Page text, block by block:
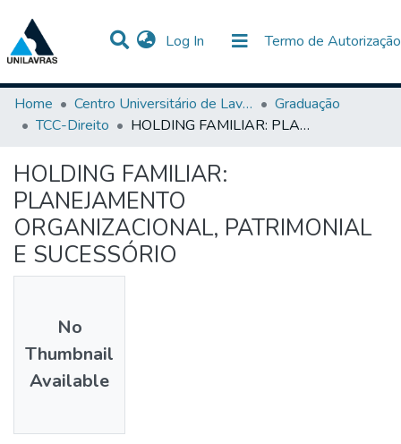
Log In (current) Termo de Autorização
Communities & Collections
Statistics
All of DSpace
Home
Centro Universitário de Lavras-UNILAVRAS
Graduação
TCC-Direito
HOLDING FAMILIAR: PLANEJAMENTO ORGANIZACIONAL, PATRIMONIAL E SUCESSÓRIO
HOLDING FAMILIAR:
PLANEJAMENTO
ORGANIZACIONAL, PATRIMONIAL
E SUCESSÓRIO
No
Thumbnail
Available